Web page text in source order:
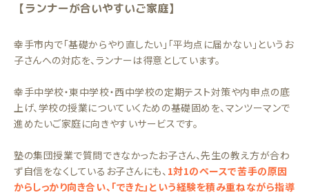
【ランナーが合いやすいご家庭】
幸手市内で「基礎からやり直したい」「平均点に届かない」というお
子さんへの対応を、ランナーは得意としています。
幸手中学校・東中学校・西中学校の定期テスト対策や内申点の底
上げ、学校の授業についていくための基礎固めを、マンツーマンで
進めたいご家庭に向きやすいサービスです。
塾の集団授業で質問できなかったお子さん、先生の教え方が合わ
ず自信をなくしているお子さんにも、 1対1のペースで苦手の原因
からしっかり向き合い、「できた」という経験を積み重ねながら指導